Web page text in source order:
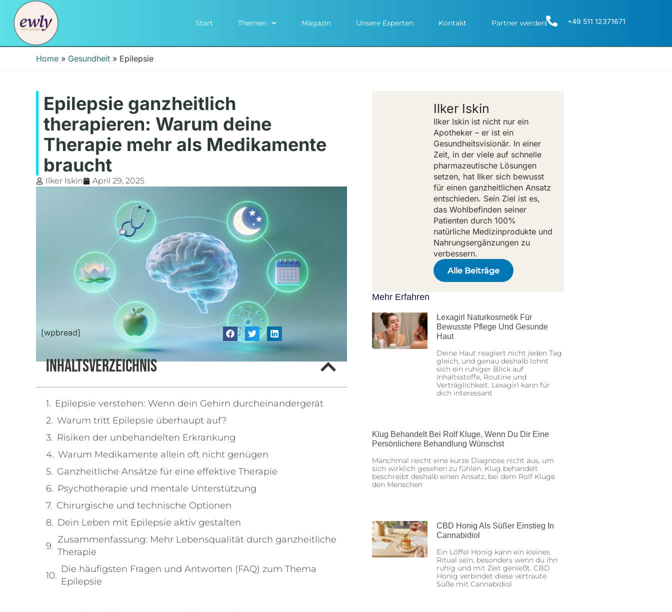
Start Themen Magazin Unsere Experten Kontakt Partner werden +49 511 12371671
Home » Gesundheit » Epilepsie
Epilepsie ganzheitlich
therapieren: Warum deine
Therapie mehr als Medikamente
braucht
Ilker Iskin April 29, 2025
[wpbread]
Inhaltsverzeichnis
Epilepsie verstehen: Wenn dein Gehirn durcheinandergerät
Warum tritt Epilepsie überhaupt auf?
Risiken der unbehandelten Erkrankung
Warum Medikamente allein oft nicht genügen
Ganzheitliche Ansätze für eine effektive Therapie
Psychotherapie und mentale Unterstützung
Chirurgische und technische Optionen
Dein Leben mit Epilepsie aktiv gestalten
Zusammenfassung: Mehr Lebensqualität durch ganzheitliche
Therapie
Die häufigsten Fragen und Antworten (FAQ) zum Thema
Epilepsie
Ilker Iskin
Ilker Iskin ist nicht nur ein
Apotheker – er ist ein
Gesundheitsvisionär. In einer
Zeit, in der viele auf schnelle
pharmazeutische Lösungen
setzen, hat Ilker sich bewusst
für einen ganzheitlichen Ansatz
entschieden. Sein Ziel ist es,
das Wohlbefinden seiner
Patienten durch 100%
natürliche Medizinprodukte und
Nahrungsergänzungen zu
verbessern.
Alle Beiträge
Mehr Erfahren
Lexagirl Naturkosmetik Für
Bewusste Pflege Und Gesunde
Haut
Deine Haut reagiert nicht jeden Tag
gleich, und genau deshalb lohnt
sich ein ruhiger Blick auf
Inhaltsstoffe, Routine und
Verträglichkeit. Lexagirl kann für
dich interessant
Klug Behandelt Bei Rolf Kluge, Wenn Du Dir Eine
Persönlichere Behandlung Wünschst
Manchmal reicht eine kurze Diagnose nicht aus, um
sich wirklich gesehen zu fühlen. Klug behandelt
beschreibt deshalb einen Ansatz, bei dem Rolf Kluge
den Menschen
CBD Honig Als Süßer Einstieg In
Cannabidiol
Ein Löffel Honig kann ein kleines
Ritual sein, besonders wenn du ihn
ruhig und mit Zeit genießt. CBD
Honig verbindet diese vertraute
Süße mit Cannabidiol